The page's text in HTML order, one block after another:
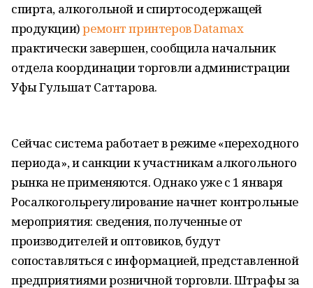
спирта, алкогольной и спиртосодержащей
продукции)ремонт принтеров Datamax
практически завершен, сообщила начальник
отдела координации торговли администрации
Уфы Гульшат Саттарова.
Сейчас система работает в режиме «переходного
периода», и санкции к участникам алкогольного
рынка не применяются. Однако уже с 1 января
Росалкогольрегулирование начнет контрольные
мероприятия: сведения, полученные от
производителей и оптовиков, будут
сопоставляться с информацией, представленной
предприятиями розничной торговли. Штрафы за